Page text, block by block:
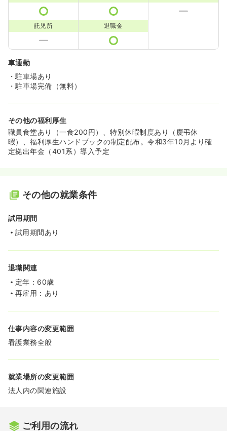
託児所 退職金
車通勤
・駐車場あり
・駐車場完備（無料）
その他の福利厚生
職員食堂あり（一食200円）、特別休暇制度あり（慶弔休
暇）、福利厚生ハンドブックの制定配布。令和3年10月より確
定拠出年金（401系）導入予定
その他の就業条件
試用期間
試用期間あり
退職関連
定年：60歳
再雇用：あり
仕事内容の変更範囲
看護業務全般
就業場所の変更範囲
法人内の関連施設
ご利用の流れ